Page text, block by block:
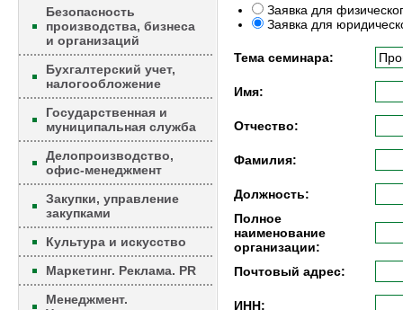
Безопасность
производства, бизнеса
и организаций
Бухгалтерский учет,
налогообложение
Государственная и
муниципальная служба
Делопроизводство,
офис-менеджмент
Закупки, управление
закупками
Культура и искусство
Маркетинг. Реклама. PR
Менеджмент.
Заявка для
Заявка для
Тема семинара:
Имя:
Отчество:
Фамилия:
Должность:
Полное
наименование
организации:
Почтовый адрес:
ИНН: